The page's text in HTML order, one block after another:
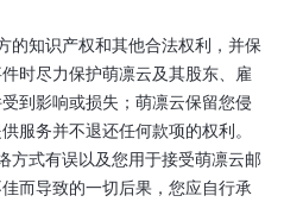
的知识产权和其他合法权利，并保
时尽力保护萌凛云及其股东、雇
到影响或损失；萌凛云保留您侵
服务并不退还任何款项的权利。
方式有误以及您用于接受萌凛云邮
而导致的一切后果，您应自行承